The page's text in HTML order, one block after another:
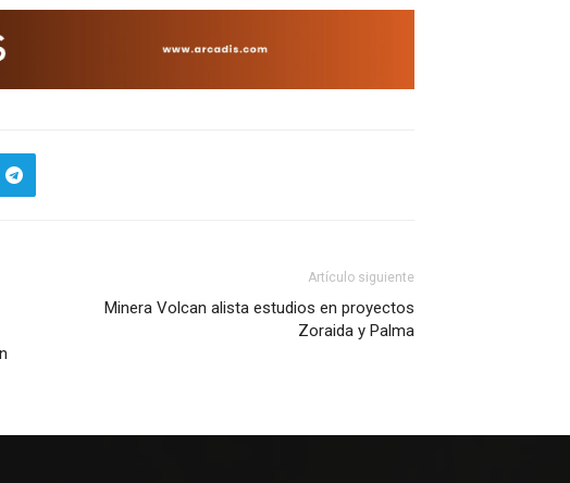
Artículo siguiente
Minera Volcan alista estudios en proyectos
Zoraida y Palma